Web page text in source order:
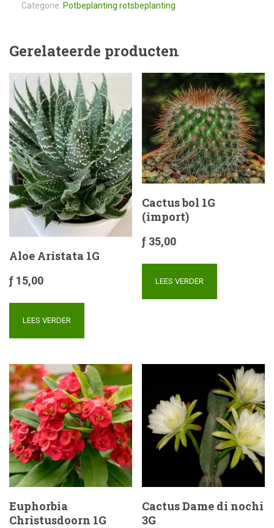
Categorie: Potbeplanting rotsbeplanting
Gerelateerde producten
Aloe Aristata 1G
ƒ 15,00
LEES VERDER
Cactus bol 1G
(import)
ƒ 35,00
LEES VERDER
Euphorbia
Christusdoorn 1G
Cactus Dame di nochi
3G